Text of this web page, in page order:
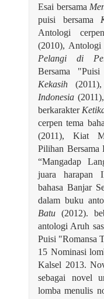
Esai bersama
puisi bersama
Antologi
(2010), Antologi
Pelangi di
Bersama
Kekasih (2011),
Indonesia
berkarakter
cerpen tema
(2011), Kiat
Pilihan Bersama
“Mangadap
juara harapan
bahasa Banjar
dalam buku
Batu (2012).
antologi Aruh
Puisi "Romansa
15 Nominasi
Kalsel 2013.
sebagai novel
lomba menulis